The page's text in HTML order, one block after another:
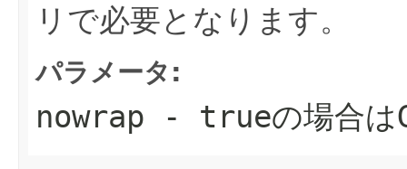
リで必要となります。
パラメータ:
nowrap - trueの場合は